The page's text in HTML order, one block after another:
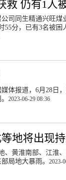
救 仍有1人
司同生精通兴旺
55分，已有3名被
体报道，6月28日
2023-06-29 08:36
地将出现
、黄淮南部、江淮
局地大暴雨。 2023-